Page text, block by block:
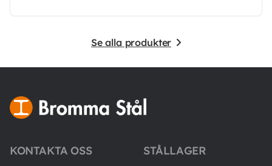
Se alla produkter
KONTAKTA OSS STÅLLAGER